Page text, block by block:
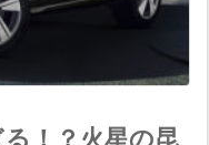
！？火星の昆